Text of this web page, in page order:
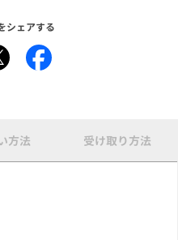
シェアする
方法 受け取り方法